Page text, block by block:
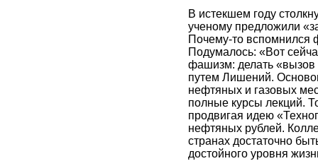
В истекшем году
ученому предложили
Почему-то вспомнился
Подумалось: «Вот
фашизм: делать «вызов
путем Лишений.
нефтяных и газовых
полные курсы лекций.
продвигая идею
нефтяных рублей.
странах достаточно
достойного уровня